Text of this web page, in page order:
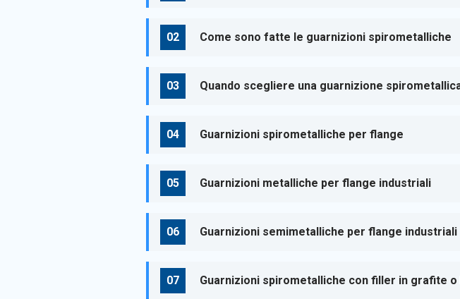
Come sono fatte le guarnizioni spirometalliche
Quando scegliere una guarnizione
Guarnizioni spirometalliche per flange
Guarnizioni metalliche per flange industriali
Guarnizioni semimetalliche per flange industriali
Guarnizioni spirometalliche con filler in grafite o